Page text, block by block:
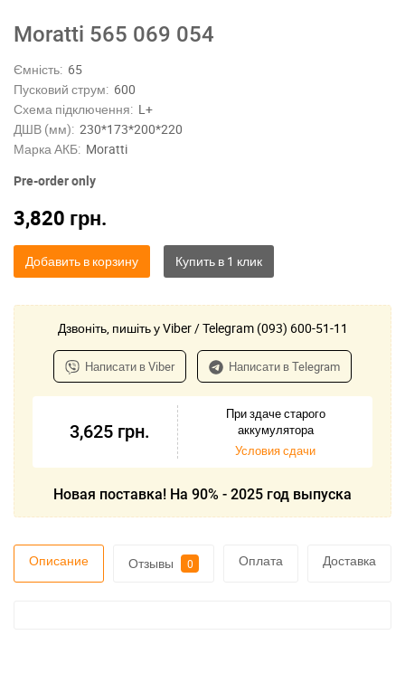
Moratti 565 069 054
Ємність: 65
Пусковий струм: 600
Схема підключення: L+
ДШВ (мм): 230*173*200*220
Марка АКБ: Moratti
Pre-order only
3,820 грн.
Добавить в корзину
Дзвоніть, пишіть у Viber / Telegram (093) 600-51-11
Написати в Viber Написати в Telegram
3,625 грн.
При здаче старого
аккумулятора
Условия сдачи
Новая поставка! На 90% - 2025 год выпуска
Описание Отзывы 0 Оплата Доставка